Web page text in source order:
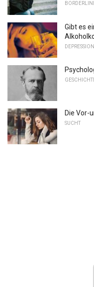
Gibt es
DEPRESSION
Die Vor-
SUCHT